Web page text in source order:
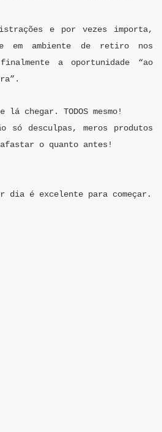
e por vezes importa,
em ambiente de retiro nos
a oportunidade “ao
lá chegar. TODOS mesmo!
só desculpas, meros produtos
o quanto antes!
dia é excelente para começar.